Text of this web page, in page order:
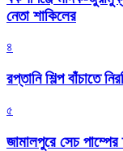
নেতা শাকিলের
৪
রপ্তানি শিল্প বাঁচাতে
৫
জামালপুরে সেচ